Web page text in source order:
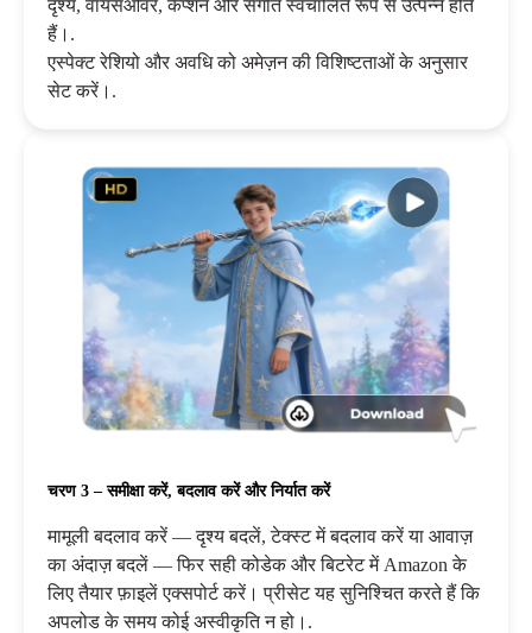
दृश्य, वॉयसओवर, कैप्शन और संगीत स्वचालित रूप से उत्पन्न होते
हैं।.
एस्पेक्ट रेशियो और अवधि को अमेज़न की विशिष्टताओं के अनुसार
सेट करें।.
चरण 3 – समीक्षा करें, बदलाव करें और निर्यात करें
मामूली बदलाव करें — दृश्य बदलें, टेक्स्ट में बदलाव करें या आवाज़
का अंदाज़ बदलें — फिर सही कोडेक और बिटरेट में Amazon के
लिए तैयार फ़ाइलें एक्सपोर्ट करें। प्रीसेट यह सुनिश्चित करते हैं कि
अपलोड के समय कोई अस्वीकृति न हो।.